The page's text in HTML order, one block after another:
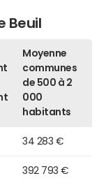
Beuil
Moyenne
communes
de 500 à 2
000
habitants
34 283 €
392 793 €